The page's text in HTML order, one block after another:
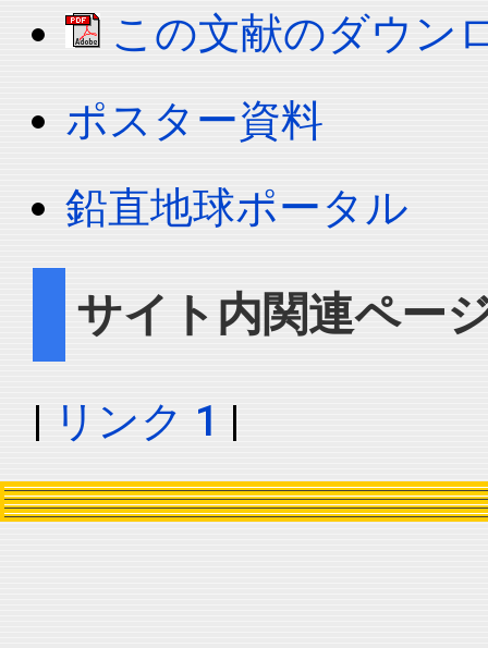
この文献のダウン
ポスター資料
鉛直地球ポータル
サイト内関連ペー
| リンク 1 |